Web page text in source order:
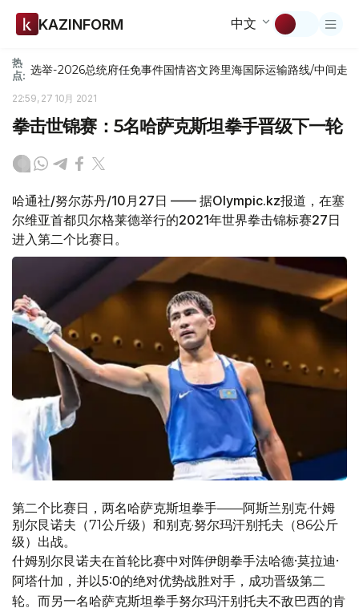
KAZINFORM 中文
热
点: 选举-2026总统府任免事件国情咨文跨里海国际运输路线/中间走廊
22:59, 27 10月 2021
拳击世锦赛：5名哈萨克斯坦拳手晋级下一轮
哈通社/努尔苏丹/10月27日 —— 据Olympic.kz报道，在塞
尔维亚首都贝尔格莱德举行的2021年世界拳击锦标赛27日
进入第二个比赛日。
第二个比赛日，两名哈萨克斯坦拳手——阿斯兰别克·什姆
别尔艮诺夫（71公斤级）和别克·努尔玛汗别托夫（86公斤
级）出战。
什姆别尔艮诺夫在首轮比赛中对阵伊朗拳手法哈德·莫拉迪·
阿塔什加，并以5:0的绝对优势战胜对手，成功晋级第二
轮。而另一名哈萨克斯坦拳手努尔玛汗别托夫不敌巴西的肯